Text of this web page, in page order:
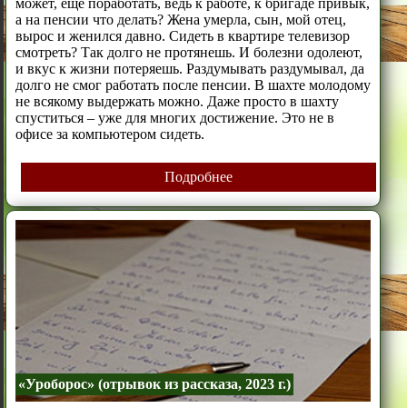
может, ещё поработать, ведь к работе, к бригаде привык,
а на пенсии что делать? Жена умерла, сын, мой отец,
вырос и женился давно. Сидеть в квартире телевизор
смотреть? Так долго не протянешь. И болезни одолеют,
и вкус к жизни потеряешь. Раздумывать раздумывал, да
долго не смог работать после пенсии. В шахте молодому
не всякому выдержать можно. Даже просто в шахту
спуститься – уже для многих достижение. Это не в
офисе за компьютером сидеть.
Подробнее
«Уроборос» (отрывок из рассказа, 2023 г.)